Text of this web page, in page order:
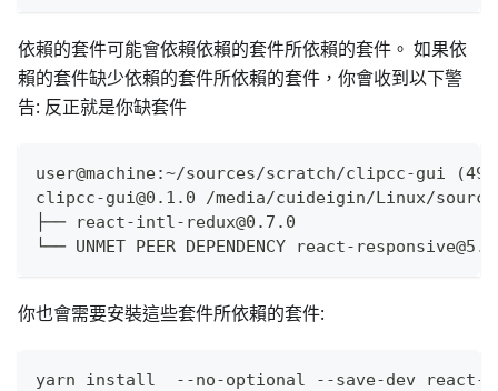
依賴的套件可能會依賴依賴的套件所依賴的套件。 如果依
賴的套件缺少依賴的套件所依賴的套件，你會收到以下警
告: 反正就是你缺套件
user@machine:~/sources/scratch/clipcc-gui
clipcc-gui@0.1.0 /media/cuideigin/Linux/
├── react-intl-redux@0.7.0
└── UNMET PEER DEPENDENCY react-
你也會需要安裝這些套件所依賴的套件:
yarn install  --no-optional --save-dev react-